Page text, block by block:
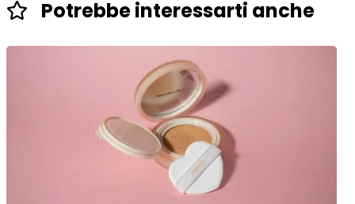
Potrebbe interessarti anche